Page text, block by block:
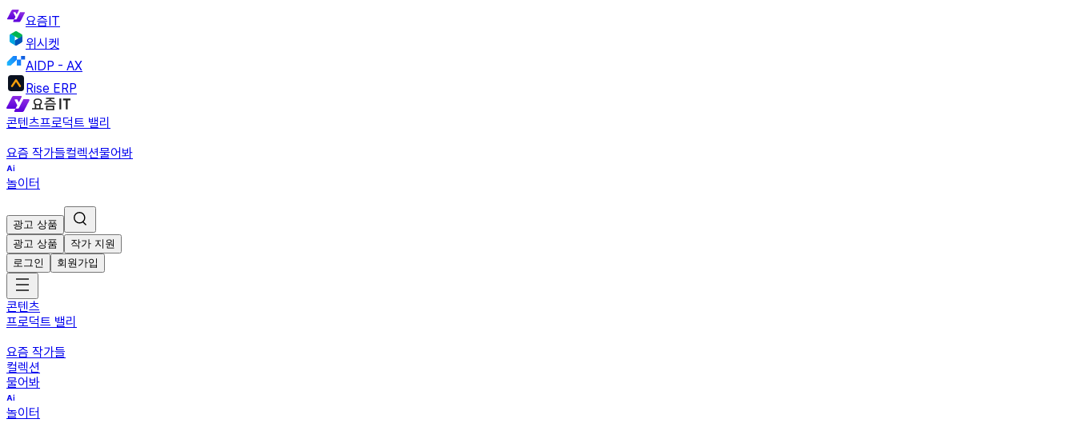
요즘IT
위시켓
AIDP - AX
Rise ERP
콘텐츠프로덕트 밸리
요즘 작가들컬렉션물어봐
놀이터
광고 상품
광고 상품
작가 지원
로그인
회원가입
콘텐츠
프로덕트 밸리
요즘 작가들
컬렉션
물어봐
놀이터